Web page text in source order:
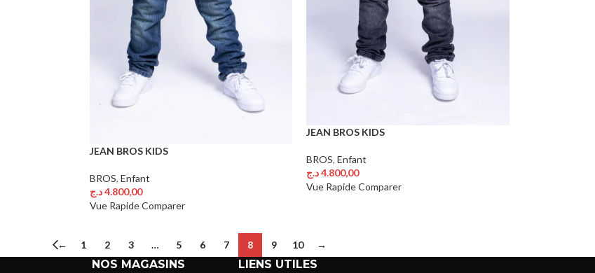
JEAN BROS KIDS
BROS, Enfant
4.800,00د.ج
Choix Des Options
Vue RapideComparer
JEAN BROS KIDS
BROS,Enfant
4.800,00د.ج
Choix Des Options
Vue RapideComparer
← 1 2 3 … 5 6 7 8 9 10 →
NOS MAGASINS LIENS UTILES